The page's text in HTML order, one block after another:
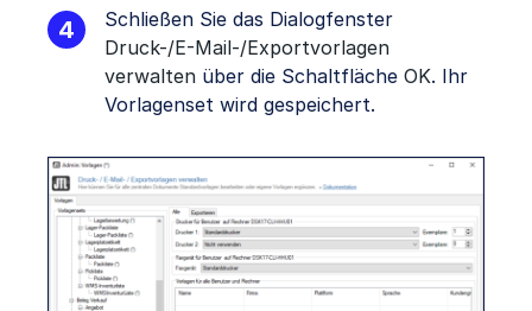
Schließen Sie das Dialogfenster
Druck-/E-Mail-/Exportvorlagen
verwalten über die Schaltfläche OK. Ihr
Vorlagenset wird gespeichert.